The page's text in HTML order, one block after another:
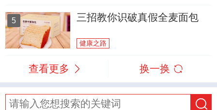
5 三招教你识破真假全麦面包
健康之路
查看更多 换一换